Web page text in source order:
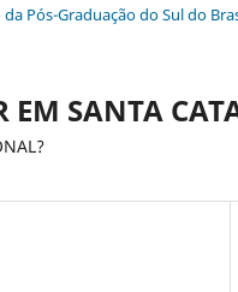
Pós-Graduação do Sul do
EM SANTA